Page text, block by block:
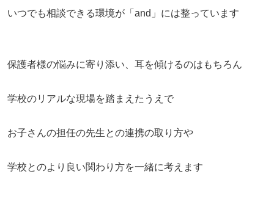
いつでも相談できる環境が「and」には整っています
保護者様の悩みに寄り添い、耳を傾けるのはもちろん
学校のリアルな現場を踏まえたうえで
お子さんの担任の先生との連携の取り方や
学校とのより良い関わり方を一緒に考えます